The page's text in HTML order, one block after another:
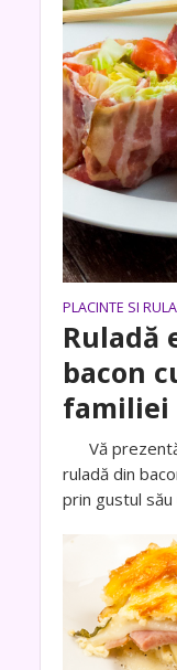
PLACINTE SI
Ruladă
bacon
familiei
Vă
ruladă din
prin gustul său